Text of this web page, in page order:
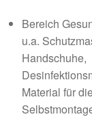
der
Maßnahmen
Bereich
u.a.
Handschuhe,
Material für